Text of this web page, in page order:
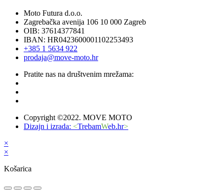
Moto Futura d.o.o.
Zagrebačka avenija 106 10 000 Zagreb
OIB: 37614377841
IBAN: HR0423600001102253493
+385 1 5634 922
prodaja@move-moto.hr
Pratite nas na društvenim mrežama:
Copyright ©2022. MOVE MOTO
Dizajn i izrada: <TrebamWeb.hr>
×
×
Košarica